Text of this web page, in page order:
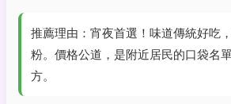
推薦理由：宵夜首選！味道傳統好吃
粉。價格公道，是附近居民的口袋名
方。